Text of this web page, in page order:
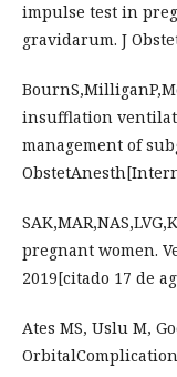
impulse test in
gravidarum. J
insufflation
management of
pregnant women.
2019[citado 17 de
Ates MS, Uslu M,